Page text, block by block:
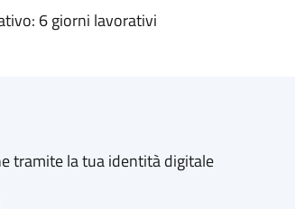
6 giorni lavorativi
tramite la tua identità digitale